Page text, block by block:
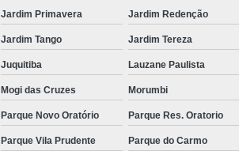
Fornecedor de Iogurteira
Iogurteira Industrial 100 Litros
Iogurteira Industrial 200
Iogurteira Industrial 50 Litros
Iogurteira Industrial
Medidor de Vazão de
Jardim Primavera Jardim Redenção
Jardim Tango Jardim Tereza
Juquitiba Lauzane Paulista
Mogi das Cruzes Morumbi
Parque Novo Oratório Parque Res. Oratorio
Parque Vila Prudente Parque do Carmo